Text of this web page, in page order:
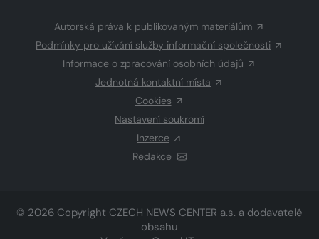
Autorská práva k publikovaným materiálům
Podmínky pro užívání služby informační společnosti
Informace o zpracování osobních údajů
Jednotná kontaktní místa
Cookies
Nastavení soukromí
Inzerce
Redakce
© 2026 Copyright CZECH NEWS CENTER a.s. a dodavatelé
obsahu